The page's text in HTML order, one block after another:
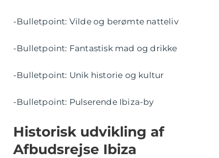
-Bulletpoint: Vilde og berømte natteliv
-Bulletpoint: Fantastisk mad og drikke
-Bulletpoint: Unik historie og kultur
-Bulletpoint: Pulserende Ibiza-by
Historisk udvikling af
Afbudsrejse Ibiza